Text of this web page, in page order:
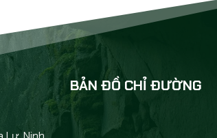
BẢN ĐỒ CHỈ ĐƯỜNG